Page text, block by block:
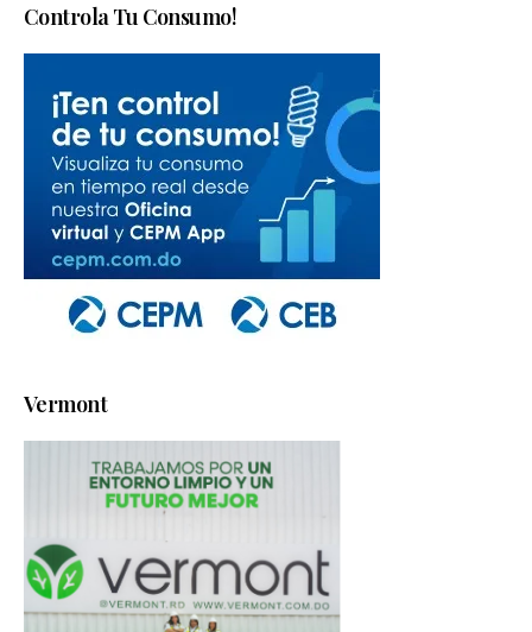
Controla Tu Consumo!
Vermont